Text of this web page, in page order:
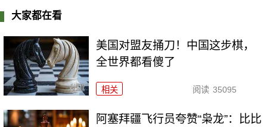
大家都在看
美国对盟友捅刀！中国这步棋，
全世界都看傻了
相关 阅读 35095
阿塞拜疆飞行员夸赞“枭龙”：比比